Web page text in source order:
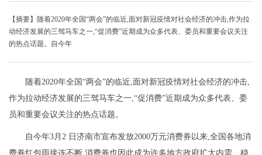
【摘要】随着2020年全国“两会”的临近,面对新冠疫情对社会经济的冲击,作为拉
动经济发展的三驾马车之一,“促消费”近期成为众多代表、委员和重要会议关注
的热点话题。自今年
随着2020年全国“两会”的临近,面对新冠疫情对社会经济的冲击,
作为拉动经济发展的三驾马车之一,“促消费”近期成为众多代表、委
员和重要会议关注的热点话题。
自今年3月2 日济南市宣布发放2000万元消费券以来,全国各地消
费券红包雨接连不断,消费券也因此成为许多地方政府扩大内需、稳